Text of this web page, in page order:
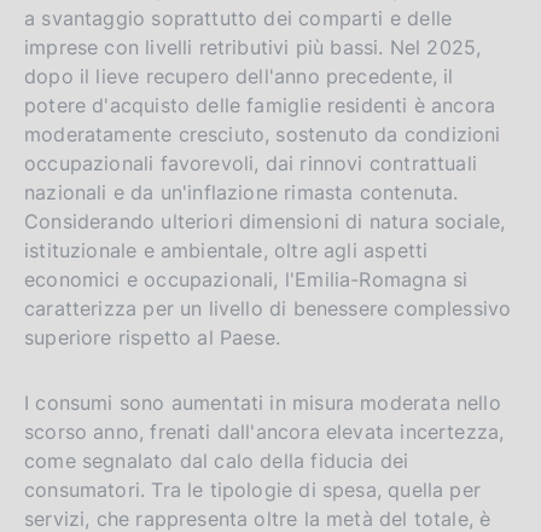
a svantaggio soprattutto dei comparti e delle
imprese con livelli retributivi più bassi. Nel 2025,
dopo il lieve recupero dell'anno precedente, il
potere d'acquisto delle famiglie residenti è ancora
moderatamente cresciuto, sostenuto da condizioni
occupazionali favorevoli, dai rinnovi contrattuali
nazionali e da un'inflazione rimasta contenuta.
Considerando ulteriori dimensioni di natura sociale,
istituzionale e ambientale, oltre agli aspetti
economici e occupazionali, l'Emilia-Romagna si
caratterizza per un livello di benessere complessivo
superiore rispetto al Paese.
I consumi sono aumentati in misura moderata nello
scorso anno, frenati dall'ancora elevata incertezza,
come segnalato dal calo della fiducia dei
consumatori. Tra le tipologie di spesa, quella per
servizi, che rappresenta oltre la metà del totale, è